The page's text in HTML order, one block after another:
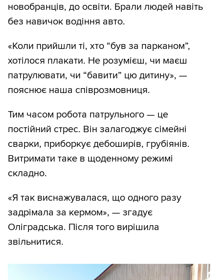
новобранців, до освіти. Брали людей навіть
без навичок водіння авто.
«Коли прийшли ті, хто “був за парканом”,
хотілося плакати. Не розумієш, чи маєш
патрулювати, чи “бавити” цю дитину», —
пояснює наша співрозмовниця.
Тим часом робота патрульного — це
постійний стрес. Він залагоджує сімейні
сварки, приборкує дебоширів, грубіянів.
Витримати таке в щоденному режимі
складно.
«Я так виснажувалася, що одного разу
задрімала за кермом», — згадує
Оліградська. Після того вирішила
звільнитися.